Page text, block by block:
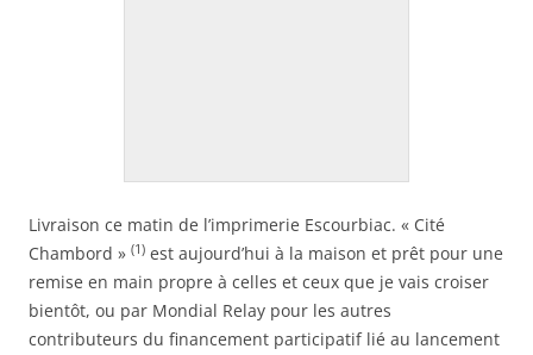
Livraison ce matin de l’imprimerie Escourbiac. « Cité
Chambord » (1) est aujourd’hui à la maison et prêt pour une
remise en main propre à celles et ceux que je vais croiser
bientôt, ou par Mondial Relay pour les autres
contributeurs du financement participatif lié au lancement